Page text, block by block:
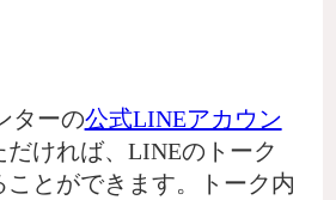
ターの公式LINEアカウン
だければ、LINEのトーク
ことができます。トーク内